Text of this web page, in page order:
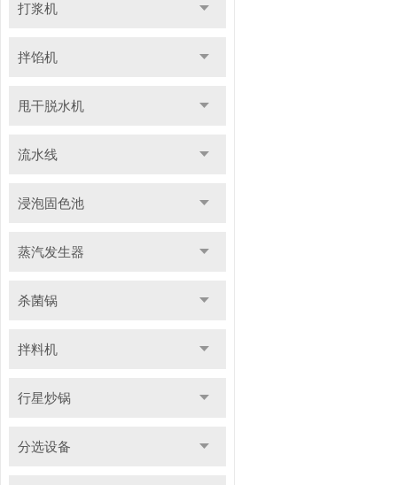
打浆机
拌馅机
甩干脱水机
流水线
浸泡固色池
蒸汽发生器
杀菌锅
拌料机
行星炒锅
分选设备